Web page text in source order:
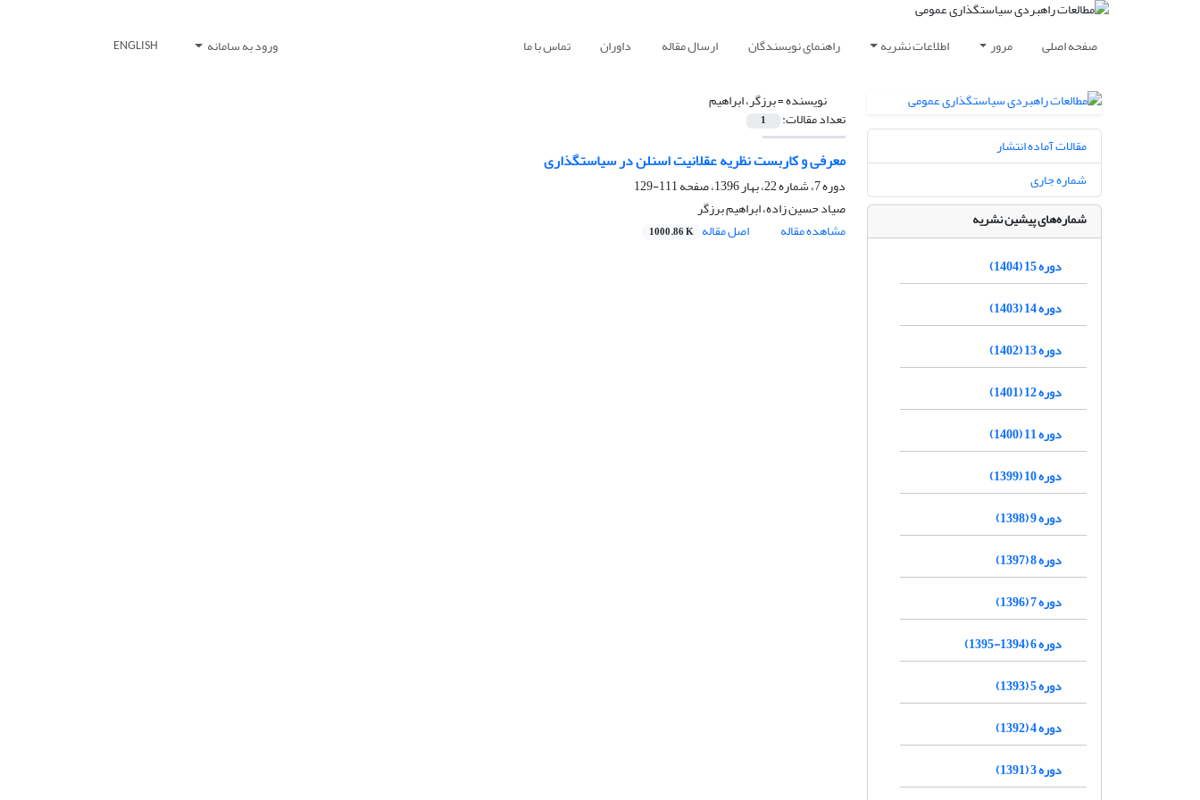
صفحه اصلی مرور اطلاعات نشریه راهنمای نویسندگان ارسال مقاله داوران تماس با ما ورود به سامانه ENGLISH
نویسنده =برزگر، ابراهیم
تعداد مقالات: 1
معرفی و کاربست نظریه عقلانیت اسنلن در سیاستگذاری
دوره 7، شماره 22، بهار 1396، صفحه
111-129
صیاد حسین زاده، ابراهیم برزگر
مشاهده مقاله
اصل مقاله 1000.86 K
مقالات آماده انتشار
شماره جاری
شماره‌های پیشین نشریه
دوره 15 (1404)
دوره 14 (1403)
دوره 13 (1402)
دوره 12 (1401)
دوره 11 (1400)
دوره 10 (1399)
دوره 9 (1398)
دوره 8 (1397)
دوره 7 (1396)
دوره 6 (1394-1395)
دوره 5 (1393)
دوره 4 (1392)
دوره 3 (1391)